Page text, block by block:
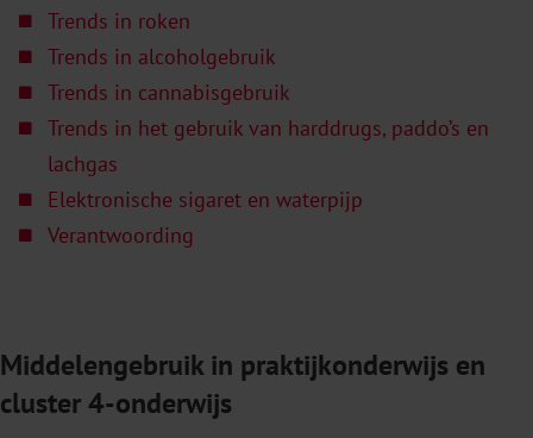
Trends in roken
Trends in alcoholgebruik
Trends in cannabisgebruik
Trends in het gebruik van harddrugs, paddo’s en
lachgas
Elektronische sigaret en waterpijp
Verantwoording
Middelengebruik in praktijkonderwijs en
cluster 4-onderwijs